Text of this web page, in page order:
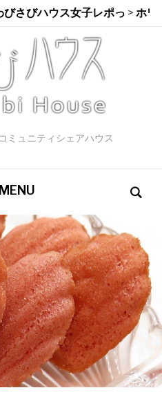
びさびハウス女子レポっ > ホワ
ミュニティシェアハウス
MENU